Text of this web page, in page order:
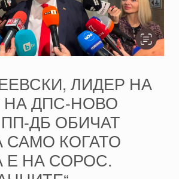
ЛИДЕР НА
НА ДПС-НОВО
ДБ ОБИЧАТ
САМО КОГАТО
Е НА СОРОС.